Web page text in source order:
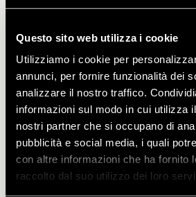
Questo sito web utilizza i cookie
Utilizziamo i cookie per
annunci, per fornire funzionalità dei
analizzare il nostro traffico.
informazioni sul modo in cui utilizza
nostri partner che si occupano di
pubblicità e social media, i quali
con altre informazioni che ha fornito
raccolto dal suo utilizzo dei loro
7 TAGE
ENTDECKEN